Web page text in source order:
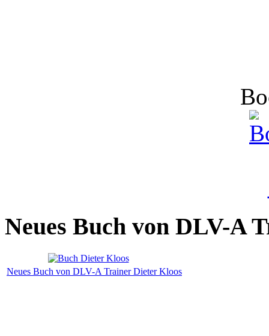
Neues Buch von DLV-A
Neues Buch von DLV-A Trainer Dieter Kloos